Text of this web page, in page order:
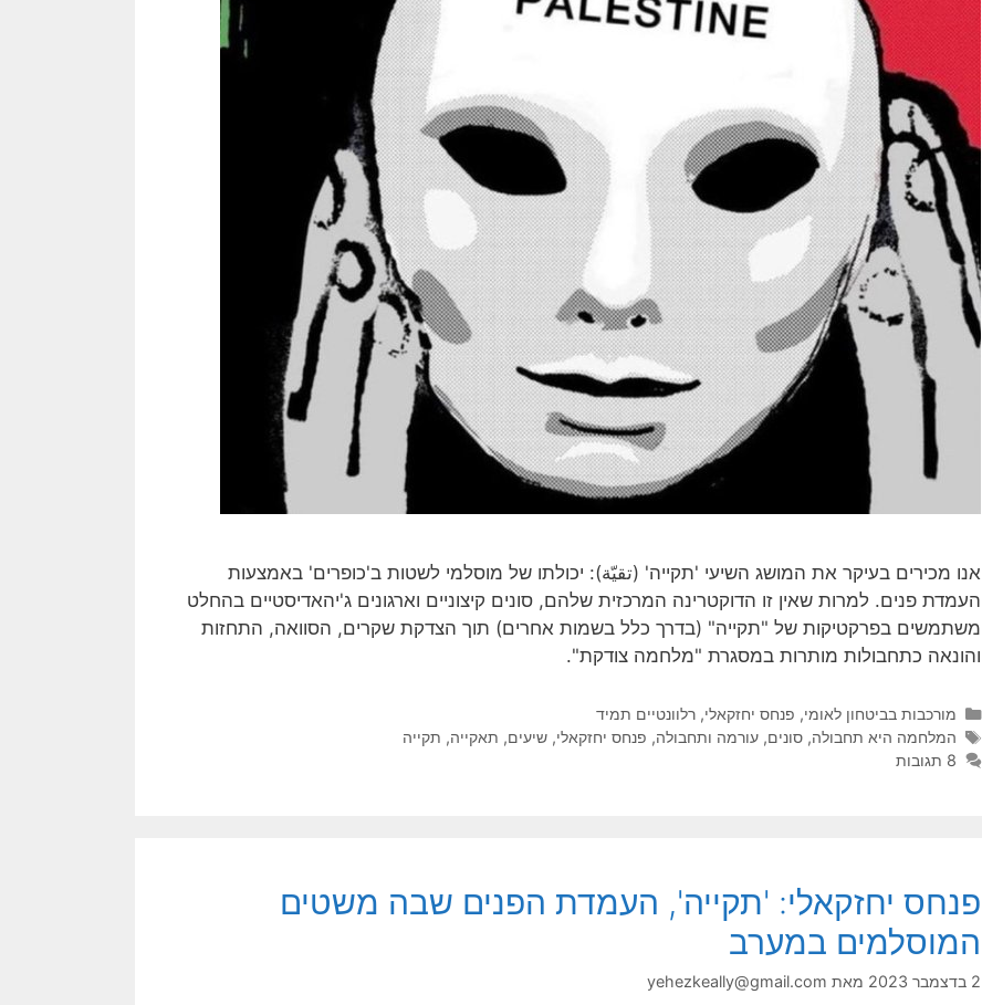
אנו מכירים בעיקר את המושג השיעי 'תקייה' (تقيّة): יכולתו של מוסלמי לשטות ב'כופרים' באמצעות
העמדת פנים. למרות שאין זו הדוקטרינה המרכזית שלהם, סונים קיצוניים וארגונים ג'יהאדיסטיים בהחלט
משתמשים בפרקטיקות של "תקייה" (בדרך כלל בשמות אחרים) תוך הצדקת שקרים, הסוואה, התחזות
והונאה כתחבולות מותרות במסגרת "מלחמה צודקת".
קטגוריות
מורכבות בביטחון לאומי, פנחס יחזקאלי, רלוונטיים תמיד
תגיות
המלחמה היא תחבולה, סונים, עורמה ותחבולה, פנחס יחזקאלי, שיעים, תאקייה, תקייה
8 תגובות
פנחס יחזקאלי: 'תקייה', העמדת הפנים שבה משטים
המוסלמים במערב
2 בדצמבר 2023 מאת yehezkeally@gmail.com